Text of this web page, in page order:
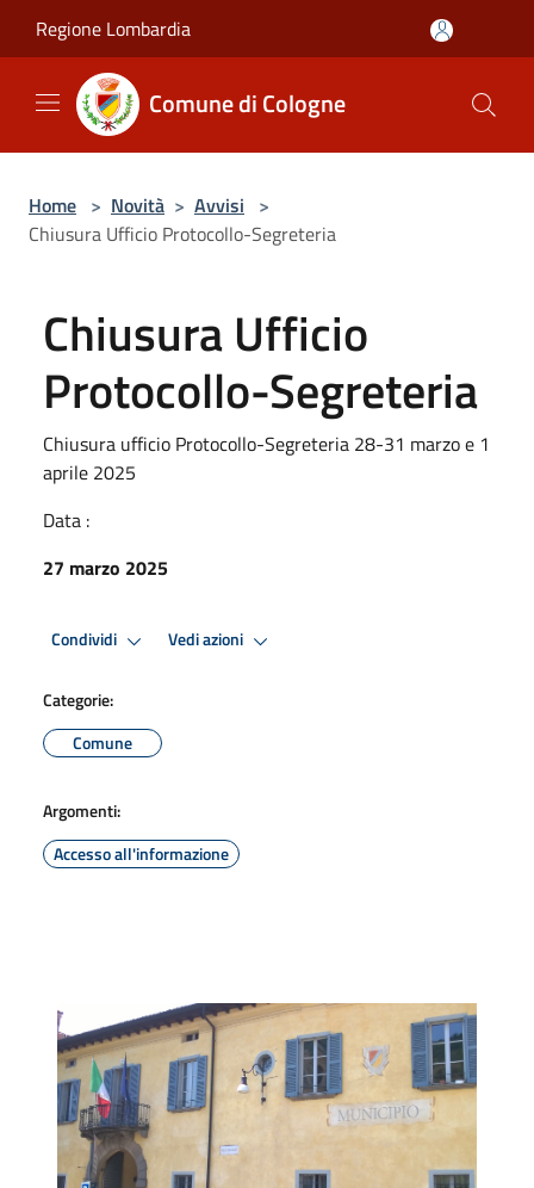
Regione Lombardia
Comune di Cologne
Home > Novità > Avvisi >
Chiusura Ufficio Protocollo-Segreteria
Chiusura Ufficio
Protocollo-Segreteria
Chiusura ufficio Protocollo-Segreteria 28-31 marzo e 1
aprile 2025
Data :
27 marzo 2025
Condividi Vedi azioni
Categorie:
Comune
Argomenti:
Accesso all'informazione